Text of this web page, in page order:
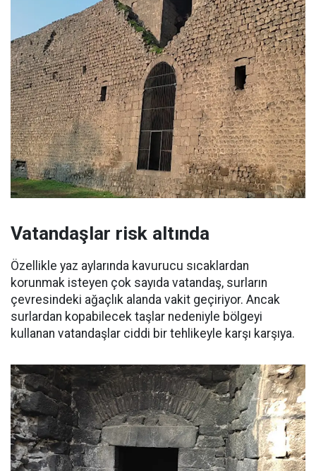
Vatandaşlar risk altında
Özellikle yaz aylarında kavurucu sıcaklardan
korunmak isteyen çok sayıda vatandaş, surların
çevresindeki ağaçlık alanda vakit geçiriyor. Ancak
surlardan kopabilecek taşlar nedeniyle bölgeyi
kullanan vatandaşlar ciddi bir tehlikeyle karşı karşıya.